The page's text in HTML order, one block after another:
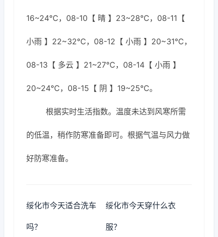
16~24℃，08-10【 晴 】23~28℃，08-11【
小雨 】22~32℃，08-12【 小雨 】20~31℃，
08-13【 多云 】21~27℃，08-14【 小雨 】
20~24℃，08-15【 阴 】19~25℃。
根据实时生活指数。温度未达到风寒所需
的低温，稍作防寒准备即可。根据气温与风力做
好防寒准备。
绥化市今天适合洗车
吗？
绥化市今天穿什么衣
服？